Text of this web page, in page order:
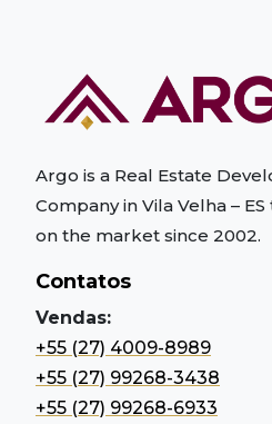
Argo is a Real Estate
Company in Vila Velha – ES
on the market since 2002.
Contatos
Vendas:
+55 (27) 4009-8989
+55 (27) 99268-3438
+55 (27) 99268-6933